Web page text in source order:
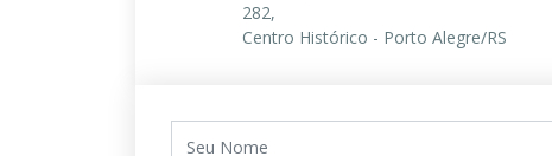
282,
Centro Histórico - Porto Alegre/RS